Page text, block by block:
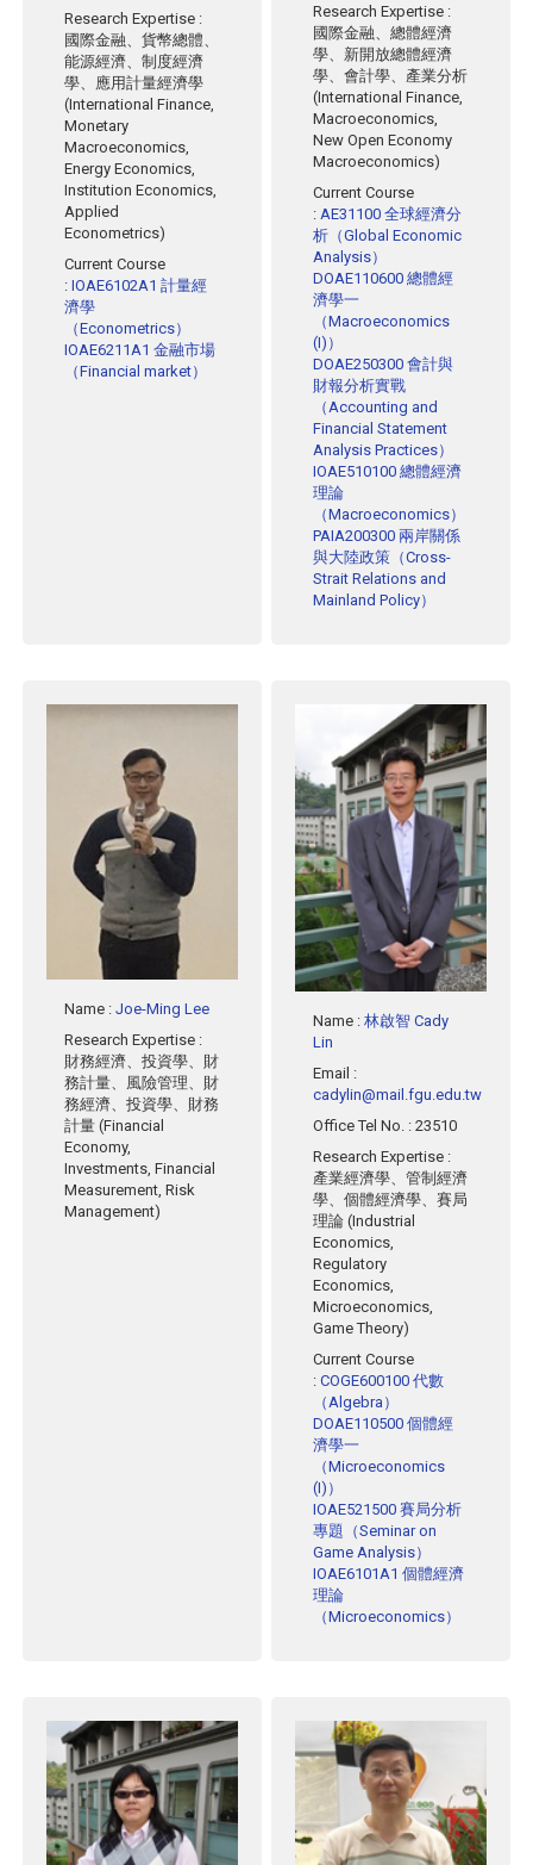
Research Expertise :
國際金融、貨幣總體、
能源經濟、制度經濟
學、應用計量經濟學
(International Finance,
Monetary
Macroeconomics,
Energy Economics,
Institution Economics,
Applied
Econometrics)
Current Course
:IOAE6102A1 計量經
濟學
（Econometrics）
IOAE6211A1 金融市場
（Financial market）
Research Expertise :
國際金融、總體經濟
學、新開放總體經濟
學、會計學、產業分析
(International Finance,
Macroeconomics,
New Open Economy
Macroeconomics)
Current Course
: AE31100 全球經濟分
析（Global Economic
Analysis）
DOAE110600 總體經
濟學一
（Macroeconomics
(I)）
DOAE250300 會計與
財報分析實戰
（Accounting and
Financial Statement
Analysis Practices）
IOAE510100 總體經濟
理論
（Macroeconomics）
PAIA200300 兩岸關係
與大陸政策（Cross-
Strait Relations and
Mainland Policy）
Name :Joe-Ming Lee
Research Expertise :
財務經濟、投資學、財
務計量、風險管理、財
務經濟、投資學、財務
計量 (Financial
Economy,
Investments, Financial
Measurement, Risk
Management)
Name :林啟智 Cady
Lin
Email :
cadylin@mail.fgu.edu.tw
Office Tel No. : 23510
Research Expertise :
產業經濟學、管制經濟
學、個體經濟學、賽局
理論 (Industrial
Economics,
Regulatory
Economics,
Microeconomics,
Game Theory)
Current Course
:COGE600100 代數
（Algebra）
DOAE110500 個體經
濟學一
（Microeconomics
(I)）
IOAE521500 賽局分析
專題（Seminar on
Game Analysis）
IOAE6101A1 個體經濟
理論
（Microeconomics）